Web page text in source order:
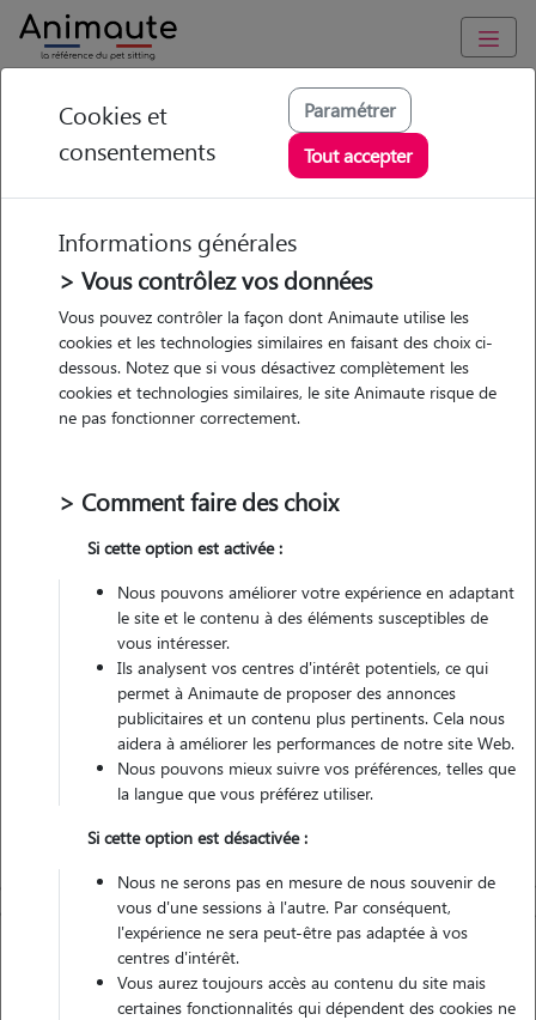
Animaute Normandie Val-de-Reuil
Angele - Petsitter à
VAL DE REUIL
• 21 ans
Non véhiculé
Contacter
L'envoi d'une demande est sans engagement
Cookies et
consentements
Paramétrer
Tout accepter
Informations générales
> Vous contrôlez vos données
Vous pouvez contrôler la façon dont Animaute utilise les
cookies et les technologies similaires en faisant des choix ci-
dessous. Notez que si vous désactivez complètement les
cookies et technologies similaires, le site Animaute risque de
ne pas fonctionner correctement.
> Comment faire des choix
Si cette option est activée :
Nous pouvons améliorer votre expérience en adaptant
le site et le contenu à des éléments susceptibles de
vous intéresser.
Ils analysent vos centres d'intérêt potentiels, ce qui
permet à Animaute de proposer des annonces
publicitaires et un contenu plus pertinents. Cela nous
aidera à améliorer les performances de notre site Web.
Nous pouvons mieux suivre vos préférences, telles que
la langue que vous préférez utiliser.
Si cette option est désactivée :
Nous ne serons pas en mesure de nous souvenir de
vous d'une sessions à l'autre. Par conséquent,
l'expérience ne sera peut-être pas adaptée à vos
centres d'intérêt.
Vous aurez toujours accès au contenu du site mais
certaines fonctionnalités qui dépendent des cookies ne